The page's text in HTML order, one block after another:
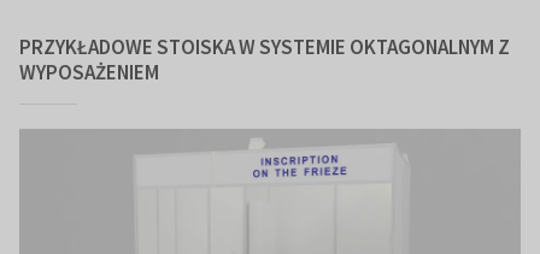
PRZYKŁADOWE STOISKA W SYSTEMIE OKTAGONALNYM Z
WYPOSAŻENIEM